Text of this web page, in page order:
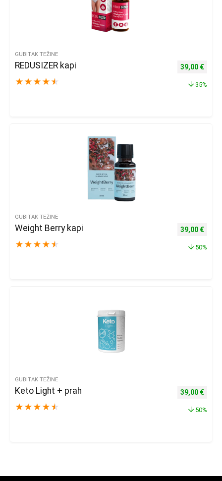
GUBITAK TEŽINE
REDUSIZER kapi
★ ★ ★ ★ ★
Izvorna
39,00 €
35%
GUBITAK TEŽINE
Weight Berry kapi
★ ★ ★ ★ ★
Izvorna
39,00 €
50%
GUBITAK TEŽINE
Keto Light + prah
★ ★ ★ ★ ★
Izvorna
39,00 €
50%